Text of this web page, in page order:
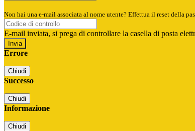
Non hai una e-mail associata al nome utente? Effettua il reset della
E-mail inviata, si prega di controllare la casella di posta
Errore
Chiudi
Successo
Chiudi
Informazione
Chiudi